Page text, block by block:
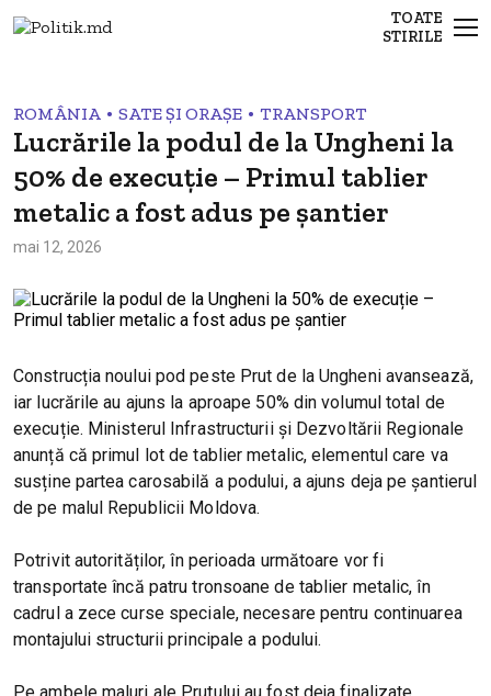
TOATE
STIRILE
ROMÂNIA • SATE ȘI ORAȘE • TRANSPORT
Lucrările la podul de la Ungheni la
50% de execuție – Primul tablier
metalic a fost adus pe șantier
mai 12, 2026
Construcția noului pod peste Prut de la Ungheni avansează,
iar lucrările au ajuns la aproape 50% din volumul total de
execuție. Ministerul Infrastructurii și Dezvoltării Regionale
anunță că primul lot de tablier metalic, elementul care va
susține partea carosabilă a podului, a ajuns deja pe șantierul
de pe malul Republicii Moldova.
Potrivit autorităților, în perioada următoare vor fi
transportate încă patru tronsoane de tablier metalic, în
cadrul a zece curse speciale, necesare pentru continuarea
montajului structurii principale a podului.